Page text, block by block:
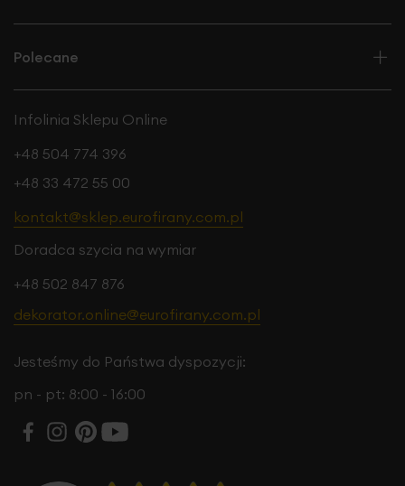
Polecane
Infolinia Sklepu Online
+48 504 774 396
+48 33 472 55 00
kontakt@sklep.eurofirany.com.pl
Doradca szycia na wymiar
+48 502 847 876
dekorator.online@eurofirany.com.pl
Jesteśmy do Państwa dyspozycji:
pn - pt: 8:00 - 16:00